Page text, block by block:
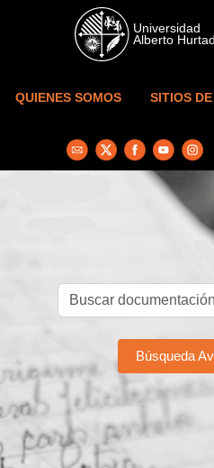
Skip to main content
QUIENES SOMOS SITIOS
Búsqueda